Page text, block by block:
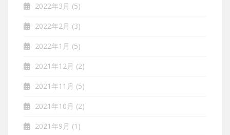
2022年3月 (5)
2022年2月 (3)
2022年1月 (5)
2021年12月 (2)
2021年11月 (5)
2021年10月 (2)
2021年9月 (1)